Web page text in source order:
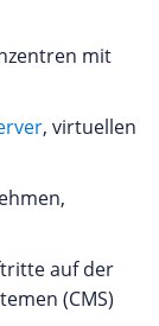
mit
, virtuellen
auf der
(CMS)